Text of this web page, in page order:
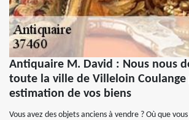
Antiquaire M. David : Nous nous
toute la ville de Villeloin
estimation de vos biens
Vous avez des objets anciens à vendre ? Où que